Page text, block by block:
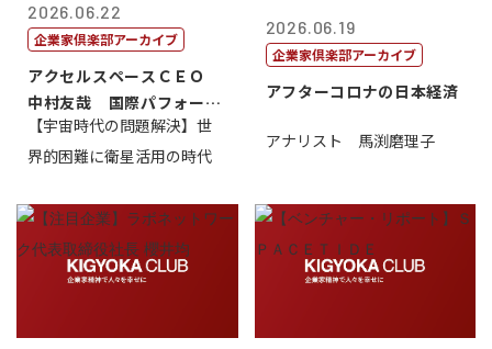
2026.06.22
企業家倶楽部アーカイブ
アクセルスペースＣＥＯ
中村友哉 国際パフォーマ
ンス研究所代...
【宇宙時代の問題解決】世
界的困難に衛星活用の時代
2026.06.19
企業家倶楽部アーカイブ
アフターコロナの日本経済
アナリスト 馬渕磨理子